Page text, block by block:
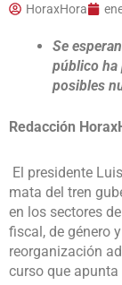
HoraxHora
Se
público ha
posibles
Redacción
El presidente
mata del tren
en los sectores
fiscal, de género
reorganización
curso que